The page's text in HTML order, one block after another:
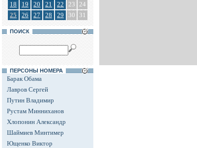
18
19 20 21 22 23 24
25
26 27 28 29 30 31
ПОИСК
ПЕРСОНЫ НОМЕРА
Барак Обама
Лавров Сергей
Путин Владимир
Рустам Минниханов
Хлопонин Александр
Шаймиев Минтимер
Ющенко Виктор